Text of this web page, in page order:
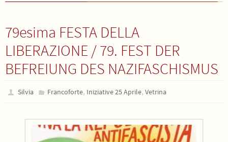
79esima FESTA DELLA
LIBERAZIONE / 79. FEST DER
BEFREIUNG DES NAZIFASCHISMUS
Silvia Francoforte, Iniziative 25 Aprile, Vetrina